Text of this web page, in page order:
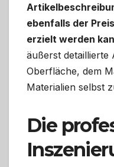
ebenfalls der
erzielt werden
äußerst detaillierte
Oberfläche, dem
Materialien selbst
Die